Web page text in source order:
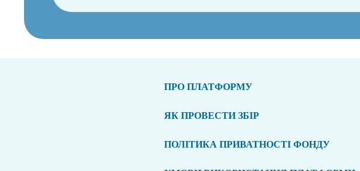
ПРО ПЛАТФОРМУ
ЯК ПРОВЕСТИ ЗБІР
ПОЛІТИКА ПРИВАТНОСТІ ФОНДУ